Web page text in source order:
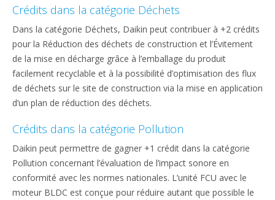
Crédits dans la catégorie Déchets
Dans la catégorie Déchets, Daikin peut contribuer à +2 crédits
pour la Réduction des déchets de construction et l’Évitement
de la mise en décharge grâce à l’emballage du produit
facilement recyclable et à la possibilité d’optimisation des flux
de déchets sur le site de construction via la mise en application
d’un plan de réduction des déchets.
Crédits dans la catégorie Pollution
Daikin peut permettre de gagner +1 crédit dans la catégorie
Pollution concernant l’évaluation de l’impact sonore en
conformité avec les normes nationales. L’unité FCU avec le
moteur BLDC est conçue pour réduire autant que possible le